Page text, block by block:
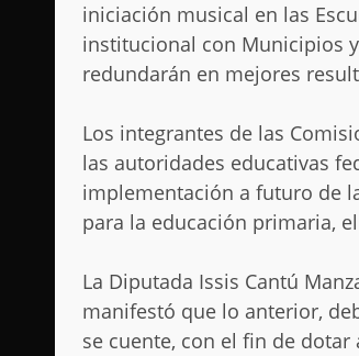
iniciación musical en las
institucional con Municipios
redundarán en mejores
Los integrantes de las
las autoridades educativas
implementación a futuro de
para la educación primaria,
La Diputada Issis Cantú
manifestó que lo anterior,
se cuente, con el fin de